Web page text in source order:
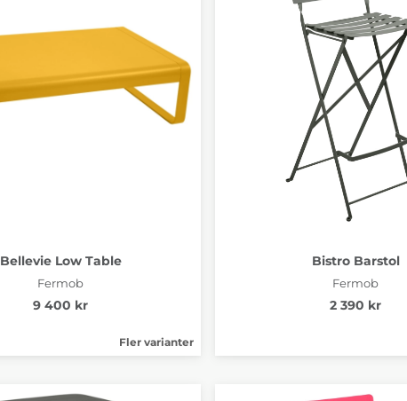
Bellevie Low Table
Fermob
9 400 kr
Fler varianter
Bistro Barstol
Fermob
2 390 kr